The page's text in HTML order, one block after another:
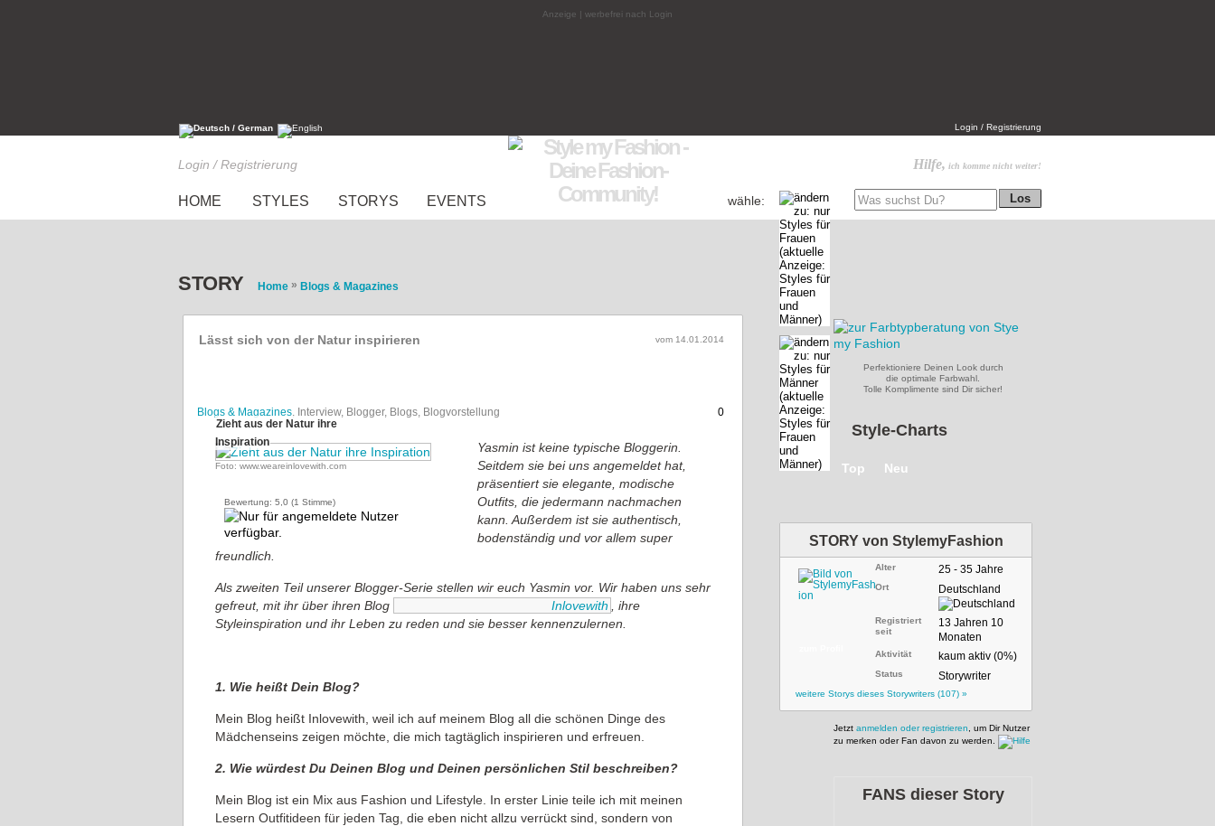
Anzeige | werbefrei nach Login
Login / Registrierung
Hilfe, ich komme nicht weiter!
Login / Registrierung
HOME STYLES STORYS EVENTS wähle:
STORY Home » Blogs & Magazines
Lässt sich von der Natur inspirieren vom 14.01.2014
Blogs & Magazines, Interview, Blogger, Blogs, Blogvorstellung
0
Zieht aus der Natur ihre
Inspiration
Foto: www.weareinlovewith.com
Bewertung: 5,0 (1 Stimme)
Yasmin ist keine typische Bloggerin.
Seitdem sie bei uns angemeldet hat,
präsentiert sie elegante, modische
Outfits, die jedermann nachmachen
kann. Außerdem ist sie authentisch,
bodenständig und vor allem super
freundlich.
Als zweiten Teil unserer Blogger-Serie stellen wir euch Yasmin vor. Wir haben uns sehr
gefreut, mit ihr über ihren Blog
Inlovewith
, ihre
Styleinspiration und ihr Leben zu reden und sie besser kennenzulernen.
1. Wie heißt Dein Blog?
Mein Blog heißt Inlovewith, weil ich auf meinem Blog all die schönen Dinge des
Mädchenseins zeigen möchte, die mich tagtäglich inspirieren und erfreuen.
2. Wie würdest Du Deinen Blog und Deinen persönlichen Stil beschreiben?
Mein Blog ist ein Mix aus Fashion und Lifestyle. In erster Linie teile ich mit meinen
Lesern Outfitideen für jeden Tag, die eben nicht allzu verrückt sind, sondern von
Perfektioniere Deinen Look durch
die optimale Farbwahl.
Tolle Komplimente sind Dir sicher!
Style-Charts
Top Neu
STORY von StylemyFashion
Alter 25 - 35 Jahre
Ort Deutschland
Registriert
seit
13 Jahren 10
Monaten
Aktivität kaum aktiv (0%)
Status Storywriter
weitere Storys dieses Storywriters (107) »
Jetzt anmelden oder registrieren , um Dir Nutzer
zu merken oder Fan davon zu werden.
FANS dieser Story